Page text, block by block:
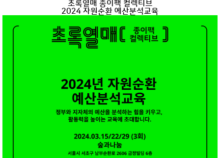
초록열매 종이팩 컬렉티브
2024 자원순환 예산분석교육